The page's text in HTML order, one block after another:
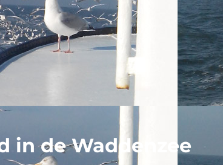
in de Waddenzee